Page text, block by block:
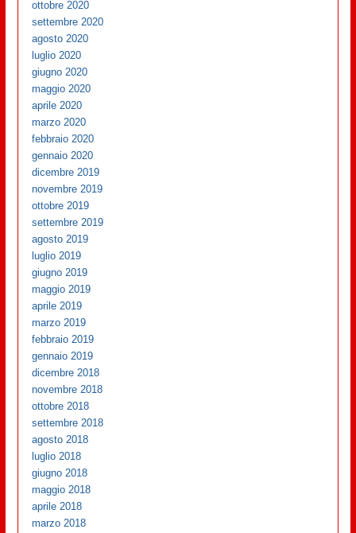
ottobre 2020
settembre 2020
agosto 2020
luglio 2020
giugno 2020
maggio 2020
aprile 2020
marzo 2020
febbraio 2020
gennaio 2020
dicembre 2019
novembre 2019
ottobre 2019
settembre 2019
agosto 2019
luglio 2019
giugno 2019
maggio 2019
aprile 2019
marzo 2019
febbraio 2019
gennaio 2019
dicembre 2018
novembre 2018
ottobre 2018
settembre 2018
agosto 2018
luglio 2018
giugno 2018
maggio 2018
aprile 2018
marzo 2018